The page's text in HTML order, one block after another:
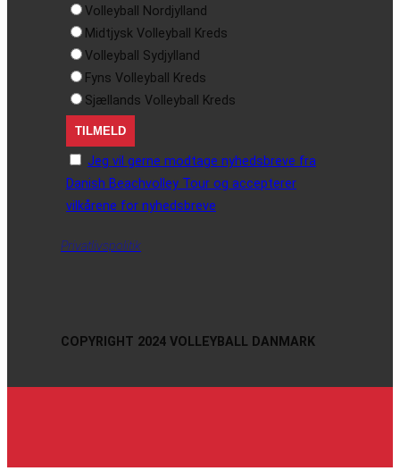
Volleyball Nordjylland
Midtjysk Volleyball Kreds
Volleyball Sydjylland
Fyns Volleyball Kreds
Sjællands Volleyball Kreds
Jeg vil gerne modtage nyhedsbreve fra
Danish Beachvolley Tour og accepterer
vilkårene for nyhedsbreve
Privatlivspolitik
COPYRIGHT 2024 VOLLEYBALL DANMARK